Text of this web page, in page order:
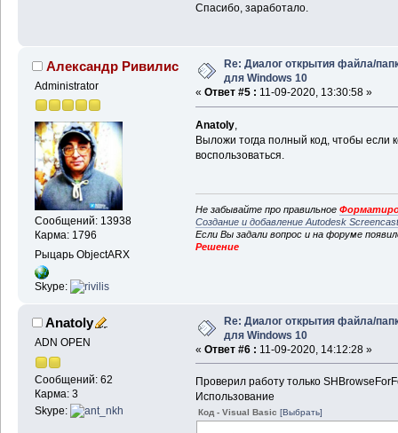
Спасибо, заработало.
Александр Ривилис
Administrator
Сообщений: 13938
Карма: 1796
Рыцарь ObjectARX
Skype:
Re: Диалог открытия файла/
для Windows 10
« Ответ #5 : 11-09-2020, 13:30:58 »
Anatoly,
Выложи тогда полный код, чтобы если
воспользоваться.
Не забывайте про правильное
Создание и добавление Autodesk
Если Вы задали вопрос и на форуме
Решение
Anatoly
ADN OPEN
Сообщений: 62
Карма: 3
Skype:
Re: Диалог открытия файла/
для Windows 10
« Ответ #6 : 11-09-2020, 14:12:28 »
Проверил работу только
Использование
Код - Visual Basic [Выбрать]